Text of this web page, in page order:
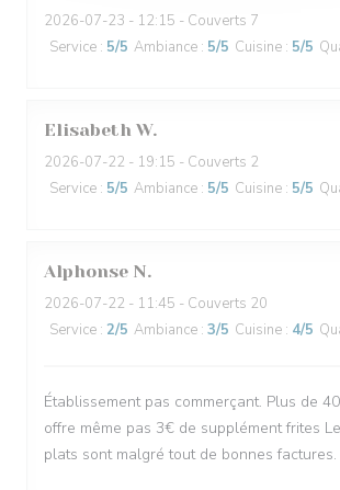
2026-07-23 - 12:15 - Couverts 7
Service : 5/5 Ambiance : 5/5 Cuisine : 5/5
Elisabeth W
2026-07-22 - 19:15 - Couverts 2
Service : 5/5 Ambiance : 5/5 Cuisine : 5/5
Alphonse N
2026-07-22 - 11:45 - Couverts 20
Service : 2/5 Ambiance : 3/5 Cuisine : 4/5
Établissement pas commerçant. Plus de
offre même pas 3€ de supplément frites
plats sont malgré tout de bonnes factures.